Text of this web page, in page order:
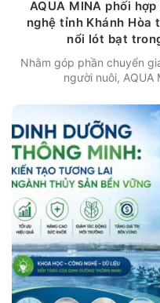
AQUA MINA phối
nghệ tỉnh Khánh
nổi lót bạt
Nhằm góp phần chuyển
người nuôi, AQUA